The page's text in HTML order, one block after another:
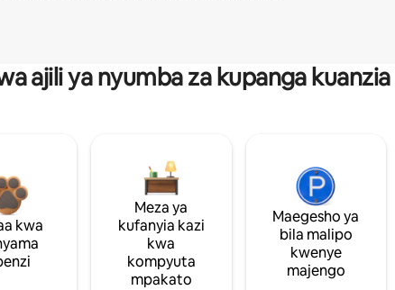
ajili ya nyumba za kupanga
kwa
Meza ya
kufanyia kazi
kwa
kompyuta
mpakato
Maegesho ya
bila malipo
kwenye
majengo